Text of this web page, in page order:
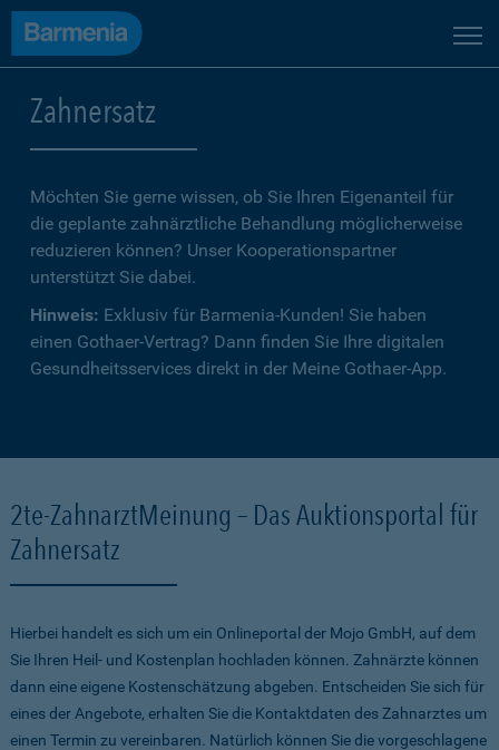
Zahnersatz
Möchten Sie gerne wissen, ob Sie Ihren Eigenanteil für
die geplante zahnärztliche Behandlung möglicherweise
reduzieren können? Unser Kooperationspartner
unterstützt Sie dabei.
Hinweis: Exklusiv für Barmenia-Kunden! Sie haben
einen Gothaer-Vertrag? Dann finden Sie Ihre digitalen
Gesundheitsservices direkt in der Meine Gothaer-App.
2te-ZahnarztMeinung – Das Auktionsportal für
Zahnersatz
Hierbei handelt es sich um ein Onlineportal der Mojo GmbH, auf dem
Sie Ihren Heil- und Kostenplan hochladen können. Zahnärzte können
dann eine eigene Kostenschätzung abgeben. Entscheiden Sie sich für
eines der Angebote, erhalten Sie die Kontaktdaten des Zahnarztes um
einen Termin zu vereinbaren. Natürlich können Sie die vorgeschlagene